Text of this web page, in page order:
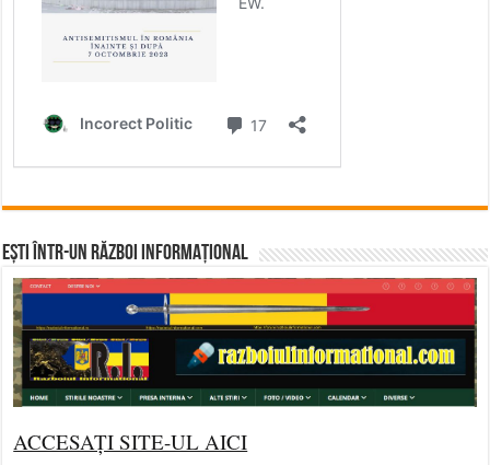
Ești într-un RĂZBOI INFORMAȚIONAL
ACCESAȚI SITE-UL AICI